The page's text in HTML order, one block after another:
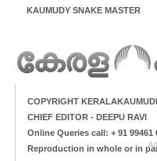
KAUMUDY SNAKE MASTER
COPYRIGHT
CHIEF EDITOR - DEEPU RAVI
Online Queries call: + 91 99461
Reproduction in whole or in